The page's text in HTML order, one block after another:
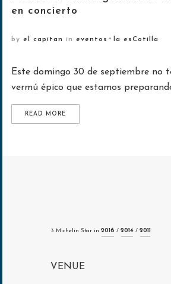
en concierto
by el capitan in eventos la esCotilla
Este domingo 30 de septiembre no
vermú épico que estamos
READ MORE
3 Michelin Star in 2016 / 2014 / 2011
VENUE